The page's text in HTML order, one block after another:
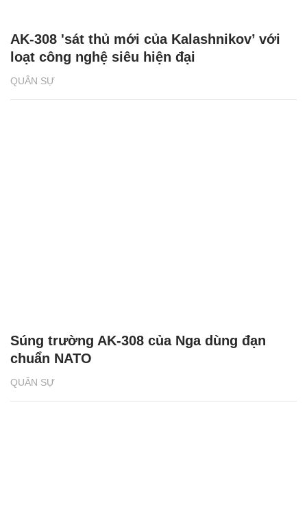
QUÂN SỰ
AK-308 'sát thủ mới của Kalashnikov’ với
loạt công nghệ siêu hiện đại
QUÂN SỰ
Súng trường AK-308 của Nga dùng đạn
chuẩn NATO